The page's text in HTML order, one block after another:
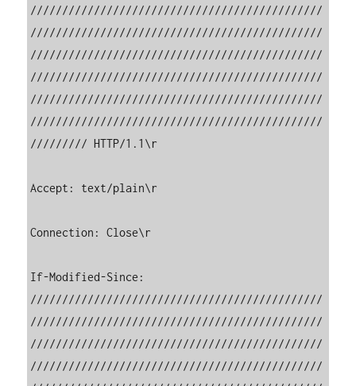
//////////////////////////////////////////////
//////////////////////////////////////////////
//////////////////////////////////////////////
//////////////////////////////////////////////
//////////////////////////////////////////////
//////////////////////////////////////////////
///////// HTTP/1.1\r
Accept: text/plain\r
Connection: Close\r
If-Modified-Since:
//////////////////////////////////////////////
//////////////////////////////////////////////
//////////////////////////////////////////////
//////////////////////////////////////////////